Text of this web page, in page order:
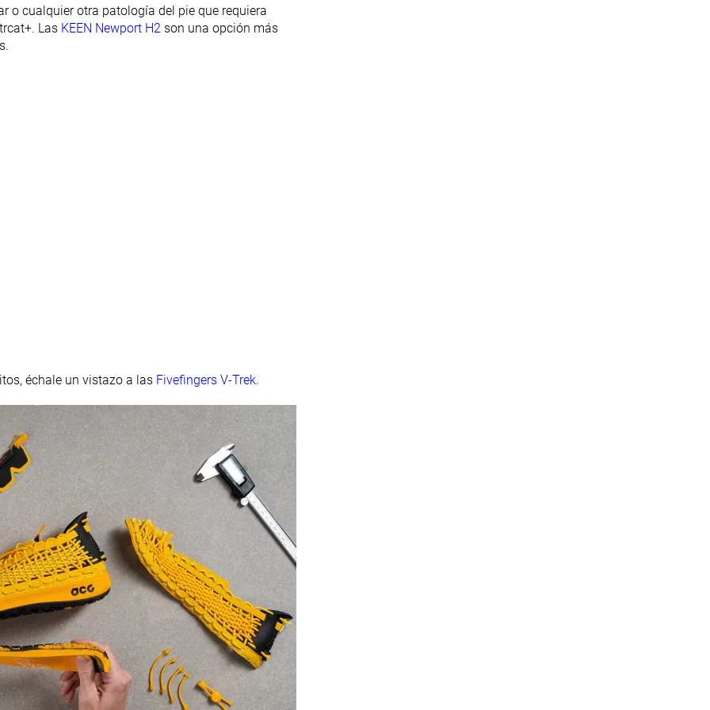
estaciones
Decente Decente
21.0 mm 26.4 mm
Estándar Estándar
Tirador circular Tirador circular
✓ ✓
#22 44% inferior #39
#34 15% inferior Top 50%
o cualquier otra patología del pie que requiera
Las KEEN Newport H2 son una opción más
échale un vistazo a las Fivefingers V-Trek.